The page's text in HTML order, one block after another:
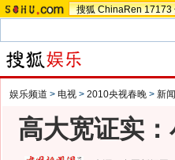
搜狐 ChinaRen 17173
娱乐频道 > 电视 > 2010央视春晚 > 新
高大宽证实